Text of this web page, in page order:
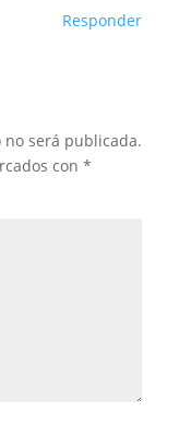
Responder
será publicada.
con *